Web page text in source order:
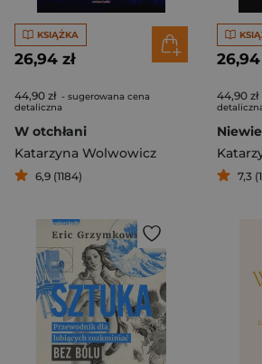
KSIĄŻKA
26,94 zł
44,90 zł - sugerowana cena
detaliczna
W otchłani
Katarzyna Wolwowicz
6,9 (1184)
26,94
44,90 zł
7,3